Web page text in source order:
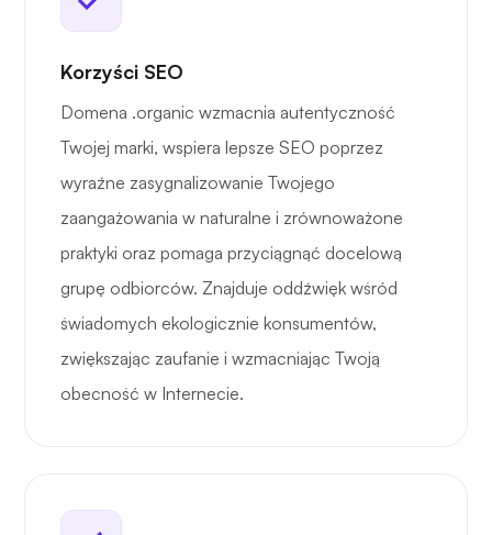
Korzyści SEO
Domena .organic wzmacnia autentyczność
Twojej marki, wspiera lepsze SEO poprzez
wyraźne zasygnalizowanie Twojego
zaangażowania w naturalne i zrównoważone
praktyki oraz pomaga przyciągnąć docelową
grupę odbiorców. Znajduje oddźwięk wśród
świadomych ekologicznie konsumentów,
zwiększając zaufanie i wzmacniając Twoją
obecność w Internecie.